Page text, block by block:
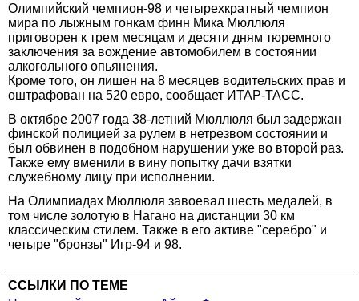
Олимпийский чемпион-98 и четырехкратный чемпион
мира по лыжным гонкам финн Мика Мюллюля
приговорен к трем месяцам и десяти дням тюремного
заключения за вождение автомобилем в состоянии
алкогольного опьянения.
Кроме того, он лишен на 8 месяцев водительских прав и
оштрафован на 520 евро, сообщает ИТАР-ТАСС.
В октябре 2007 года 38-летний Мюллюля был задержан
финской полицией за рулем в нетрезвом состоянии и
был обвинен в подобном нарушении уже во второй раз.
Также ему вменили в вину попытку дачи взятки
служебному лицу при исполнении.
На Олимпиадах Мюллюля завоевал шесть медалей, в
том числе золотую в Нагано на дистанции 30 км
классическим стилем. Также в его активе "серебро" и
четыре "бронзы" Игр-94 и 98.
ССЫЛКИ ПО ТЕМЕ